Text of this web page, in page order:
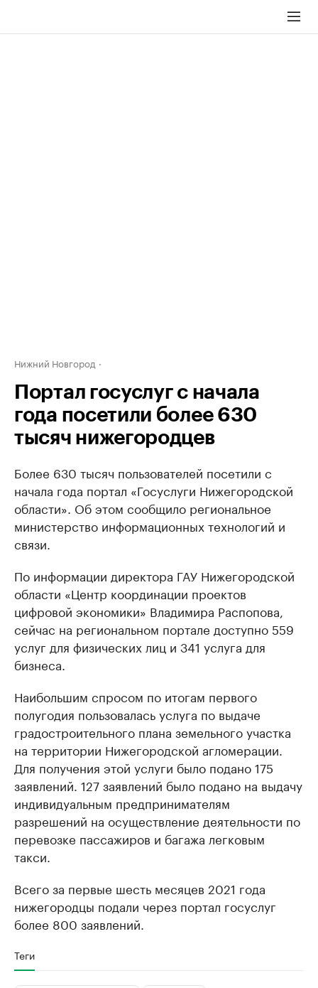
Нижний Новгород
Портал госуслуг с начала
года посетили более 630
тысяч нижегородцев
Более 630 тысяч пользователей посетили с
начала года портал «Госуслуги Нижегородской
области». Об этом сообщило региональное
министерство информационных технологий и
связи.
По информации директора ГАУ Нижегородской
области «Центр координации проектов
цифровой экономики» Владимира Распопова,
сейчас на региональном портале доступно 559
услуг для физических лиц и 341 услуга для
бизнеса.
Наибольшим спросом по итогам первого
полугодия пользовалась услуга по выдаче
градостроительного плана земельного участка
на территории Нижегородской агломерации.
Для получения этой услуги было подано 175
заявлений. 127 заявлений было подано на выдачу
индивидуальным предпринимателям
разрешений на осуществление деятельности по
перевозке пассажиров и багажа легковым
такси.
Всего за первые шесть месяцев 2021 года
нижегородцы подали через портал госуслуг
более 800 заявлений.
Теги